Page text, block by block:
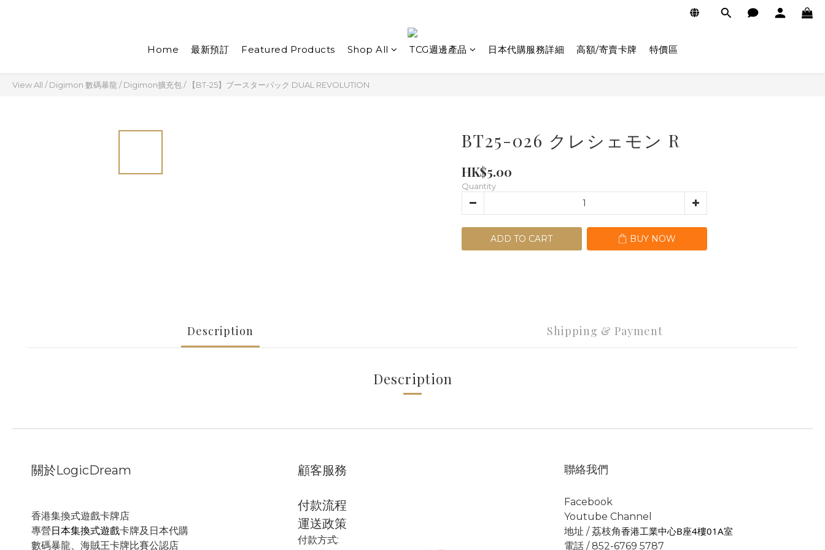
Home 最新預訂 Featured Products Shop All TCG週邊產品 日本代購服務詳細 高額/寄賣卡牌 特價區
View All /Digimon 數碼暴龍 /Digimon擴充包/ 【BT-25】ブースターパック DUAL REVOLUTION
BT25-026 クレシェモン R
HK$5.00
Quantity
ADD TO CART BUY NOW
Description Shipping & Payment
Description
關於LogicDream
香港集換式遊戲卡牌店
專營日本集換式遊戲卡牌及日本代購
數碼暴龍、海賊王卡牌比賽公認店
顧客服務
付款流程
運送政策
付款方式:
聯絡我們
Facebook
Youtube Channel
地址 / 荔枝角香港工業中心B座4樓01A室
電話 / 852-6769 5787